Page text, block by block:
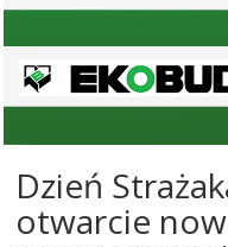
Dzień
otwarcie